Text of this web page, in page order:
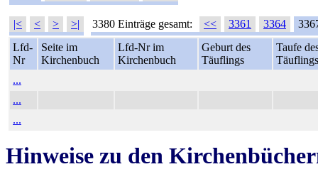
|< < > >| 3380 Einträge gesamt: << 3361 3364
Lfd-
Nr
Seite im
Kirchenbuch
Lfd-Nr im
Kirchenbuch
Geburt des
Täuflings
Taufe
Täuflings
...
...
...
Hinweise zu den